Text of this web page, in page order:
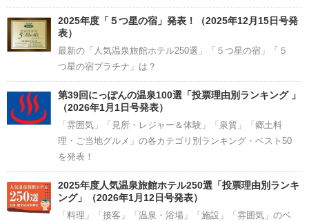
2025年度「５つ星の宿」発表！（2025年12月15日号発
表）
最新の「人気温泉旅館ホテル250選」「５つ星の宿」「５
つ星の宿プラチナ」は？
第39回にっぽんの温泉100選「投票理由別ランキング 」
（2026年1月1日号発表）
「雰囲気」「見所・レジャー＆体験」「泉質」「郷土料
理・ご当地グルメ」の各カテゴリ別ランキング・ベスト50
を発表！
2025年度人気温泉旅館ホテル250選「投票理由別ランキ
ング」（2026年1月12日号発表）
「料理」「接客」「温泉・浴場」「施設」「雰囲気」のベ